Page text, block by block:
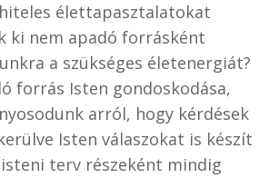
élettapasztalatokat
ki nem apadó forrásként
a szükséges életenergiát?
forrás Isten gondoskodása,
arról, hogy kérdések
Isten válaszokat is készít
terv részeként mindig